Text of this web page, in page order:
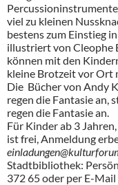
viel zu kleinen
bestens zum Einstieg
illustriert von Cleophe
können mit den
kleine Brotzeit vor Ort
Die Bücher von Andy
regen die Fantasie an,
regen die Fantasie an.
Für Kinder ab 3
ist frei, Anmeldung
Stadtbibliothek:
372 65 oder per E-Mail